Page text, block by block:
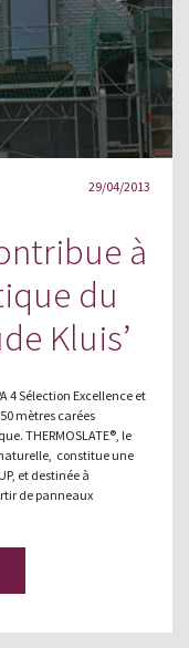
29/04/2013
à
du
Kluis’
4 Sélection Excellence et
mètres carées
THERMOSLATE®, le
constitue une
et destinée à
de panneaux